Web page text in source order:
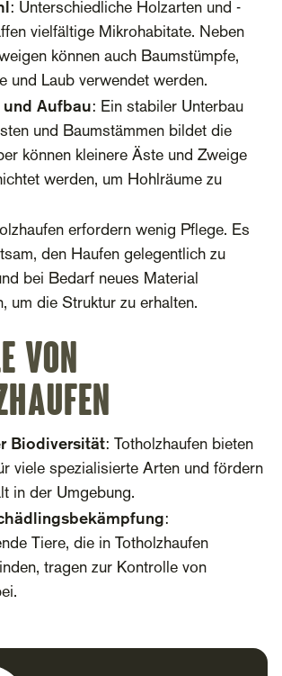
: Unterschiedliche Holzarten und -
vielfältige Mikrohabitate. Neben
können auch Baumstümpfe,
und Laub verwendet werden.
Aufbau: Ein stabiler Unterbau
und Baumstämmen bildet die
können kleinere Äste und Zweige
werden, um Hohlräume zu
erfordern wenig Pflege. Es
den Haufen gelegentlich zu
bei Bedarf neues Material
um die Struktur zu erhalten.
von
Biodiversität: Totholzhaufen bieten
viele spezialisierte Arten und fördern
in der Umgebung.
:
Tiere, die in Totholzhaufen
tragen zur Kontrolle von